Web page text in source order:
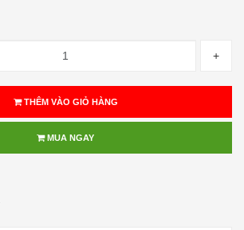
+
THÊM VÀO GIỎ HÀNG
MUA NGAY